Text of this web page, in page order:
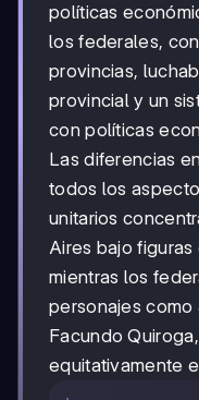
políticas
los federales,
provincias,
provincial y un
con políticas
Las diferencias
todos los
unitarios
Aires bajo figuras
mientras los
personajes como
Facundo
equitativamente